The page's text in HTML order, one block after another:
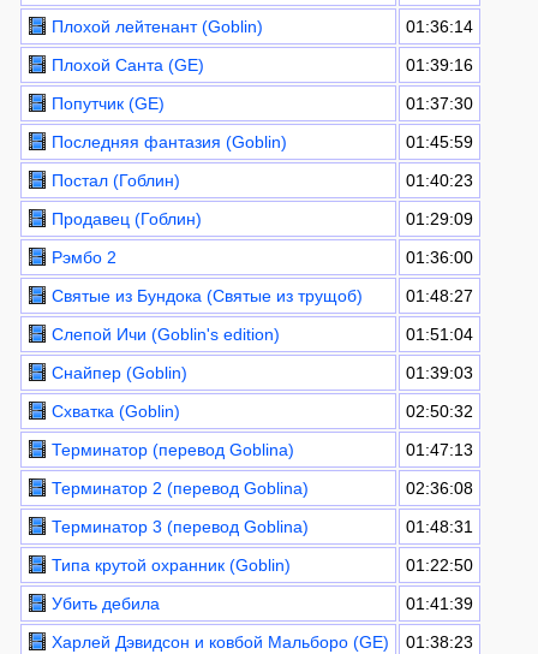
Плохой лейтенант (Goblin)
01:36:14
Плохой Санта (GE)
01:39:16
Попутчик (GE)
01:37:30
Последняя фантазия (Goblin)
01:45:59
Постал (Гоблин)
01:40:23
Продавец (Гоблин)
01:29:09
Рэмбо 2
01:36:00
Святые из Бундока (Святые из трущоб)
01:48:27
Слепой Ичи (Goblin's edition)
01:51:04
Снайпер (Goblin)
01:39:03
Схватка (Goblin)
02:50:32
Терминатор (перевод Goblina)
01:47:13
Терминатор 2 (перевод Goblina)
02:36:08
Терминатор 3 (перевод Goblina)
01:48:31
Типа крутой охранник (Goblin)
01:22:50
Убить дебила
01:41:39
Харлей Дэвидсон и ковбой Мальборо (GE)
01:38:23